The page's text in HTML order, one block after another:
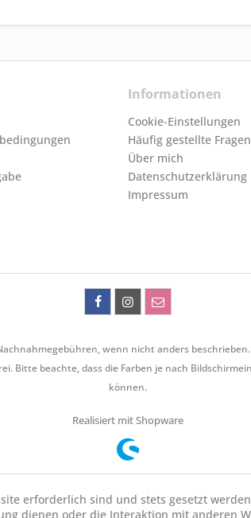
Informationen
Cookie-Einstellungen
Häufig gestellte Fragen
Über mich
Datenschutzerklärung
Impressum
wenn nicht anders
Bitte beachte, dass die Farben je nach
können.
Realisiert mit Shopware
erforderlich sind und stets gesetzt
dienen oder die Interaktion mit anderen